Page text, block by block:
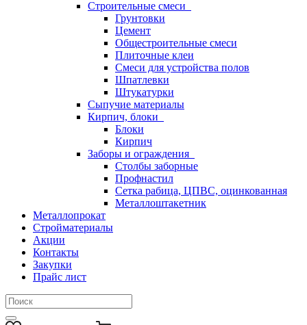
Строительные смеси
Грунтовки
Цемент
Общестроительные смеси
Плиточные клеи
Смеси для устройства полов
Шпатлевки
Штукатурки
Сыпучие материалы
Кирпич, блоки
Блоки
Кирпич
Заборы и ограждения
Столбы заборные
Профнастил
Сетка рабица, ЦПВС, оцинкованная
Металлоштакетник
Металлопрокат
Стройматериалы
Акции
Контакты
Закупки
Прайс лист